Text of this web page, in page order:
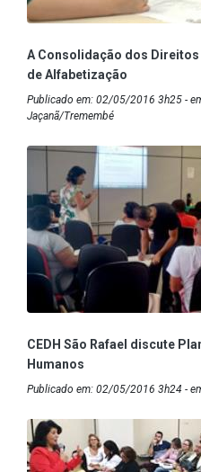
A Consolidação dos
de Alfabetização
Publicado em: 02/05/2016 3h25 -
Jaçanã/Tremembé
CEDH São Rafael discute
Humanos
Publicado em: 02/05/2016 3h24 -